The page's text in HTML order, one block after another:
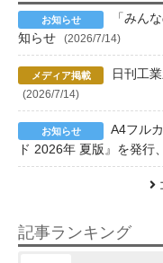
「みん
知らせ
(2026/7/14)
日刊工
(2026/7/14)
A4フル
ド 2026年 夏版』を発行
記事ランキング